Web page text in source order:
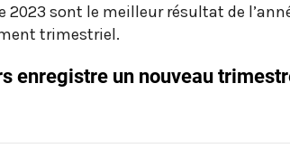
sont le meilleur résultat de
trimestriel.